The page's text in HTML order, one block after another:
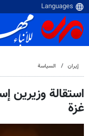
إيران السياسة
استقالة وزيرين
غزة